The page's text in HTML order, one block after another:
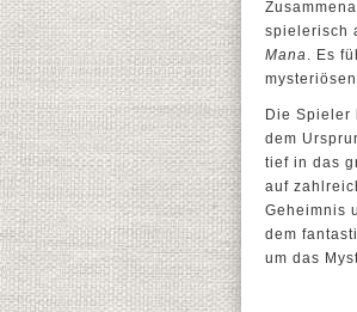
spielerisch
Mana. Es
Die Spieler
dem
tief in das
auf
Geheimnis
dem
um das